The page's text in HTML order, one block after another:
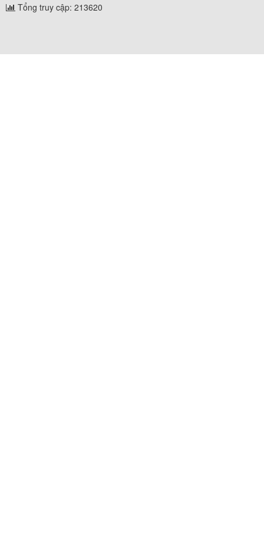
Tổng truy cập: 213620